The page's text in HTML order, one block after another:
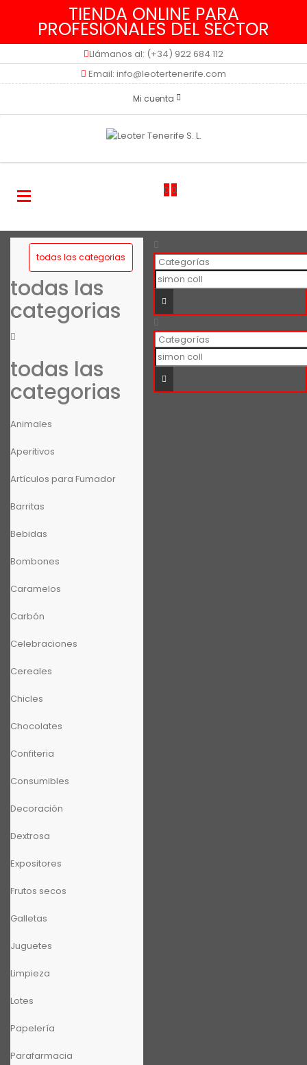
TIENDA ONLINE PARA
PROFESIONALES DEL SECTOR
Llámanos al: (+34) 922 684 112
Email: info@leotertenerife.com
Mi cuenta
0 0
todas las categorias
todas las
categorias
todas las
categorias
Animales
Aperitivos
Artículos para Fumador
Barritas
Bebidas
Bombones
Caramelos
Carbón
Celebraciones
Cereales
Chicles
Chocolates
Confiteria
Consumibles
Decoración
Dextrosa
Expositores
Frutos secos
Galletas
Juguetes
Limpieza
Lotes
Papelería
Parafarmacia